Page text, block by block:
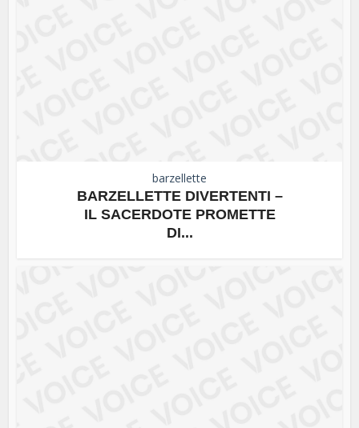
barzellette
BARZELLETTE DIVERTENTI –
IL SACERDOTE PROMETTE
DI...